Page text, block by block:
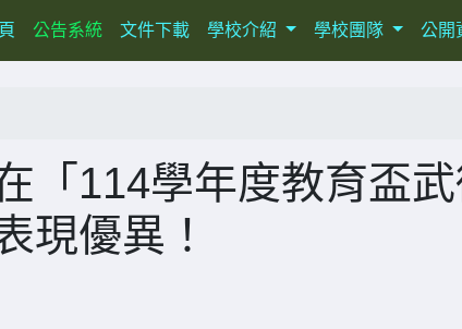
(current)
公告系統 文件下載 學校介紹 學校團隊 公開
「114學年度教育盃
現優異！